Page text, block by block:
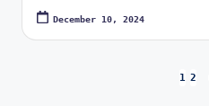
December 10, 2024
1 2